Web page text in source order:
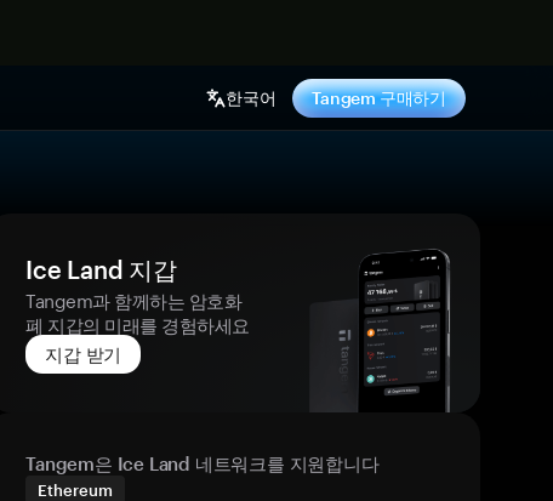
한국어 Tangem 구매하기
Ice Land 지갑
Tangem과 함께하는 암호화
폐 지갑의 미래를 경험하세요
지갑 받기
Tangem은 Ice Land 네트워크를 지원합니다
Ethereum